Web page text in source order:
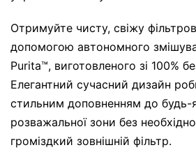
Отримуйте чисту, свіжу
допомогою автономного
Purita™, виготовленого зі 100%
Елегантний сучасний дизайн
стильним доповненням до будь-
розважальної зони без
громіздкий зовнішній фільтр.